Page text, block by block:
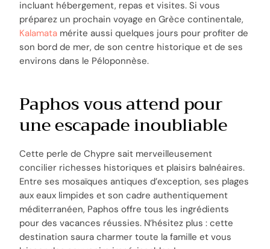
incluant hébergement, repas et visites. Si vous
préparez un prochain voyage en Grèce continentale,
Kalamata mérite aussi quelques jours pour profiter de
son bord de mer, de son centre historique et de ses
environs dans le Péloponnèse.
Paphos vous attend pour
une escapade inoubliable
Cette perle de Chypre sait merveilleusement
concilier richesses historiques et plaisirs balnéaires.
Entre ses mosaïques antiques d’exception, ses plages
aux eaux limpides et son cadre authentiquement
méditerranéen, Paphos offre tous les ingrédients
pour des vacances réussies. N’hésitez plus : cette
destination saura charmer toute la famille et vous